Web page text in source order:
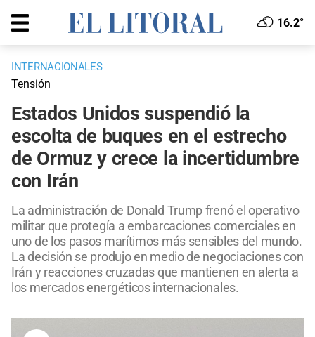
16.2°
INTERNACIONALES
Tensión
Estados Unidos suspendió la
escolta de buques en el estrecho
de Ormuz y crece la incertidumbre
con Irán
La administración de Donald Trump frenó el operativo
militar que protegía a embarcaciones comerciales en
uno de los pasos marítimos más sensibles del mundo.
La decisión se produjo en medio de negociaciones con
Irán y reacciones cruzadas que mantienen en alerta a
los mercados energéticos internacionales.